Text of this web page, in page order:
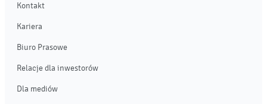
Kontakt
Kariera
Biuro Prasowe
Relacje dla inwestorów
Dla mediów